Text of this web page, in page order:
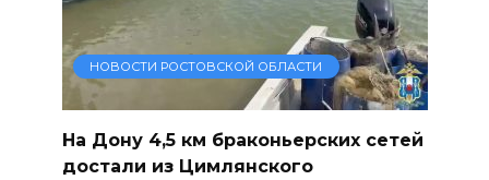
НОВОСТИ РОСТОВСКОЙ ОБЛАСТИ
На Дону 4,5 км браконьерских сетей
достали из Цимлянского